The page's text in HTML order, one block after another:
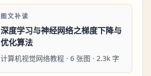
图文补读
深度学习与神经网络之梯度下降与
优化算法
计算机视觉网络教程 · 6 张图 · 2.3k 字